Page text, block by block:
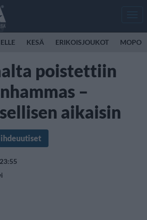
KESÄ ERIKOISJOUKOT MOPO
poistettiin
–
aikaisin